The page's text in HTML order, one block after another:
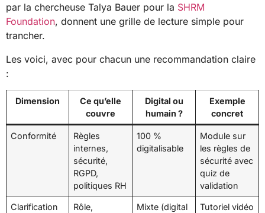
par la chercheuse Talya Bauer pour la SHRM
Foundation, donnent une grille de lecture simple pour
trancher.
Les voici, avec pour chacun une recommandation claire
:
Dimension
Ce qu’elle
couvre
Digital ou
humain ?
Exemple
concret
Conformité
Règles
internes,
sécurité,
RGPD,
politiques RH
100 %
digitalisable
Module sur
les règles de
sécurité avec
quiz de
validation
Clarification
Rôle,
Mixte (digital
Tutoriel vidéo